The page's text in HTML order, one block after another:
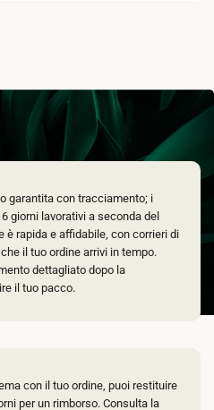
garantita con tracciamento; i
giorni lavorativi a seconda del
è rapida e affidabile, con corrieri di
il tuo ordine arrivi in tempo.
dettagliato dopo la
il tuo pacco.
con il tuo ordine, puoi restituire
per un rimborso. Consulta la